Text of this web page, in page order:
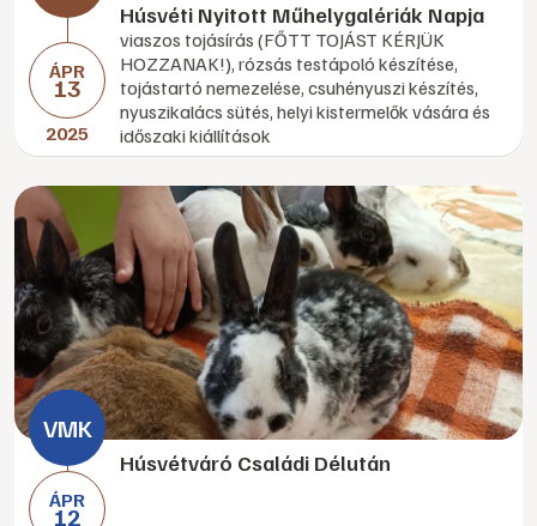
ÁPR
13
2025
Húsvéti Nyitott Műhelygalériák Napja
viaszos tojásírás (FŐTT TOJÁST KÉRJÜK
HOZZANAK!), rózsás testápoló készítése,
tojástartó nemezelése, csuhényuszi készítés,
nyuszikalács sütés, helyi kistermelők vására és
időszaki kiállítások
ÁPR
12
Húsvétváró Családi Délután